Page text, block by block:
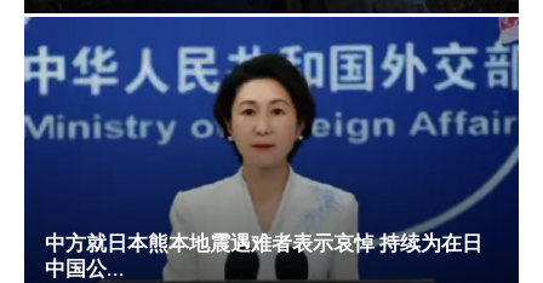
中方就日本熊本地震遇难者表示哀悼 持续为在日
中国公...